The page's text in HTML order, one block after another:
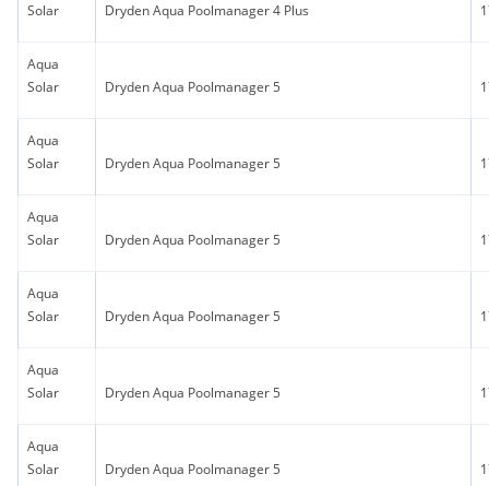
Solar
Dryden Aqua Poolmanager 4 Plus
Aqua
Solar
Dryden Aqua Poolmanager 5
Aqua
Solar
Dryden Aqua Poolmanager 5
Aqua
Solar
Dryden Aqua Poolmanager 5
Aqua
Solar
Dryden Aqua Poolmanager 5
Aqua
Solar
Dryden Aqua Poolmanager 5
Aqua
Solar
Dryden Aqua Poolmanager 5